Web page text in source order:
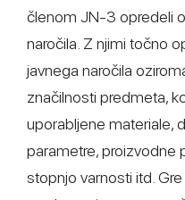
členom JN-3 opredeli
naročila. Z njimi točno
javnega naročila
značilnosti predmeta,
uporabljene materiale,
parametre, proizvodne
stopnjo varnosti itd.